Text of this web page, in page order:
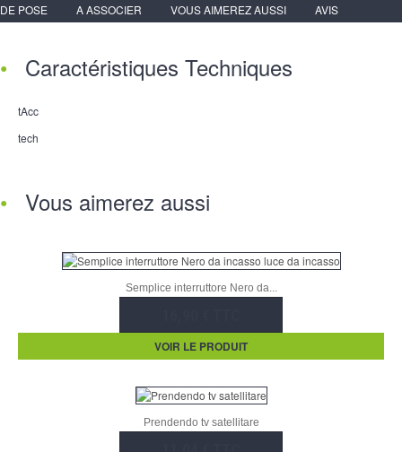
DE POSE
A ASSOCIER VOUS AIMEREZ AUSSI AVIS
Caractéristiques Techniques
tAcc
tech
Vous aimerez aussi
Semplice interruttore Nero da...
VOIR LE PRODUIT
Prendendo tv satellitare